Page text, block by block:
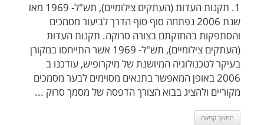
1. תקנות העדות (העתקים צילומיים), תש"ל- 1969 מאז
שנת 2006 נפתחה סוף סוף הדרך לביעור מסמכים
והסתפקות בהחזקתם בצורה סרוקה. תקנות העדות
(העתקים צילומיים), תש"ל- 1969 אשר התייחסו במקורן
בעיקר לטכנולוגיה המיושנת של מיקרופיש, עודכנו ב
2006 באופן המאפשר בתנאים מסוימים לבער מסמכים
מקוריים ולהציג בבוא הצורך הדפסה של מסמך סרוק ...
המשך קריאה